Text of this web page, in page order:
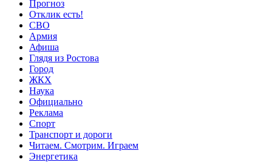
Прогноз
Отклик есть!
СВО
Армия
Афиша
Глядя из Ростова
Город
ЖКХ
Наука
Официально
Реклама
Спорт
Транспорт и дороги
Читаем. Смотрим. Играем
Энергетика